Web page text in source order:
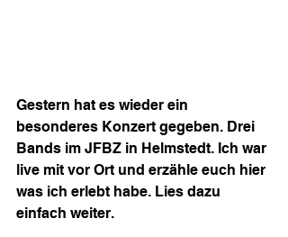
Gestern hat es wieder ein
besonderes Konzert gegeben. Drei
Bands im JFBZ in Helmstedt. Ich war
live mit vor Ort und erzähle euch hier
was ich erlebt habe. Lies dazu
einfach weiter.